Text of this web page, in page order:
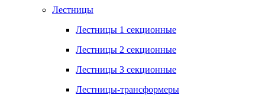
Лестницы
Лестницы 1 секционные
Лестницы 2 секционные
Лестницы 3 секционные
Лестницы-трансформеры